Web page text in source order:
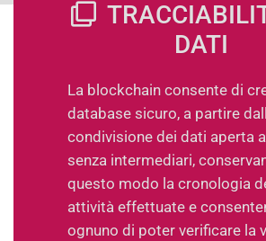
DATI
La blockchain consente di
database sicuro, a partire
condivisione dei dati aperta
senza intermediari,
questo modo la cronologia
attività effettuate e
ognuno di poter verificare la